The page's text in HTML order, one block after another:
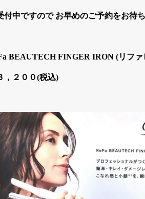
付中ですので お早めのご予約をお待
BEAUTECH FINGER IRON (リフ
，２００(税込)